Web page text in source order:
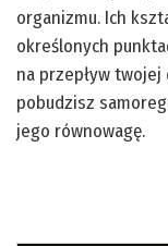
organizmu. Ich
określonych
na przepływ
pobudzisz
jego równowagę.